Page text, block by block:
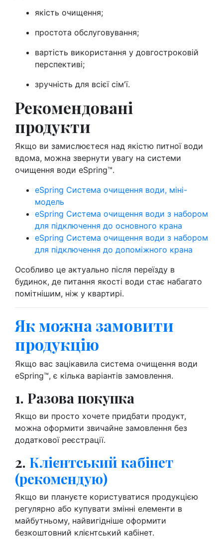
якість очищення;
простота обслуговування;
вартість використання у довгостроковій
перспективі;
зручність для всієї сім'ї.
Рекомендовані
продукти
Якщо ви замислюєтеся над якістю питної води
вдома, можна звернути увагу на системи
очищення води eSpring™.
eSpring Система очищення води, міні-
модель
eSpring Система очищення води з набором
для підключення до основного крана
eSpring Система очищення води з набором
для підключення до допоміжного крана
Особливо це актуально після переїзду в
будинок, де питання якості води стає набагато
помітнішим, ніж у квартирі.
Як можна замовити
продукцію
Якщо вас зацікавила система очищення води
eSpring™, є кілька варіантів замовлення.
1. Разова покупка
Якщо ви просто хочете придбати продукт,
можна оформити звичайне замовлення без
додаткової реєстрації.
2. Клієнтський кабінет
(рекомендую)
Якщо ви плануєте користуватися продукцією
регулярно або купувати змінні елементи в
майбутньому, найвигідніше оформити
безкоштовний клієнтський кабінет.